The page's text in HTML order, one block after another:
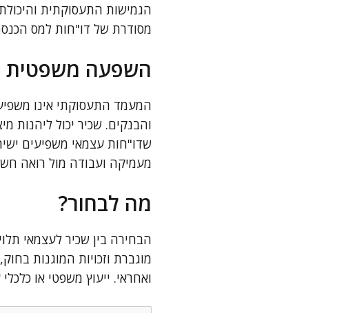
הגמישות התעסוקתית
מסודרת של דו"חות למס
השפעה
המעמד התעסוקתי אינו
והבנקים. שכיר יכול ליהנות
שדו"חות עצמאי משפיעים
מעמיקה ועבודה מול רואה
מה לבחור?
הבחירה בין שכיר לעצמאי
מוגברת וזכויות המוגנות
ואחראי. ייעוץ משפטי או